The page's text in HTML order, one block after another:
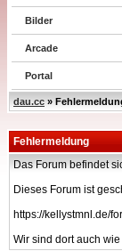
Bilder
Arcade
Portal
dau.cc »
Fehlermeldung
Das Forum befindet
Dieses Forum ist
https://kellystmnl.de/
Wir sind dort auch